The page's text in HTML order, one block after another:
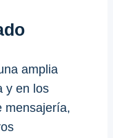
amplia
y en los
mensajería,